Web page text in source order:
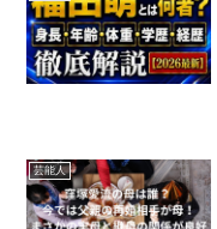
芸能人